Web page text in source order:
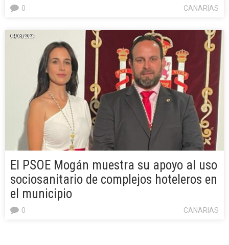
CANARIAS
0
04/08/2023
El PSOE Mogán muestra su apoyo al uso
sociosanitario de complejos hoteleros en
el municipio
CANARIAS
0